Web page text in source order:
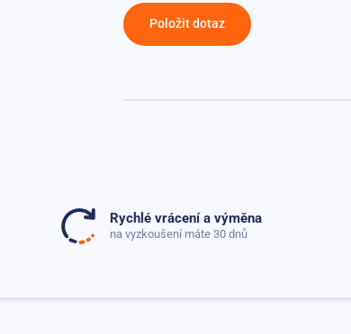
Položit dotaz
Rychlé vrácení a výměna
na vyzkoušení máte 30 dnů